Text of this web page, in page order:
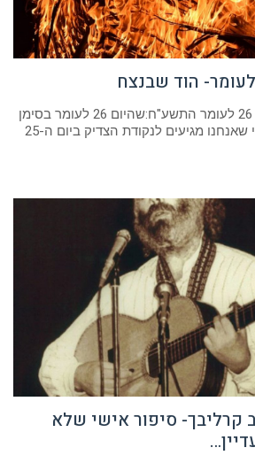
התחדש לי הערב בס"ד, 26 לעומר התשע"ח:שהיום 26 לעומר בסימן
שאנחנו מגיעים לנקודת הצדיק ביום ה-25
קרליבך- סיפור אישי שלא